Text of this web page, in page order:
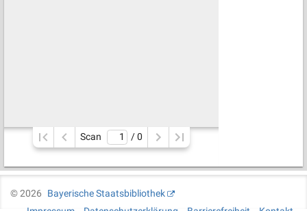
Scan / 0
©2026
Bayerische Staatsbibliothek